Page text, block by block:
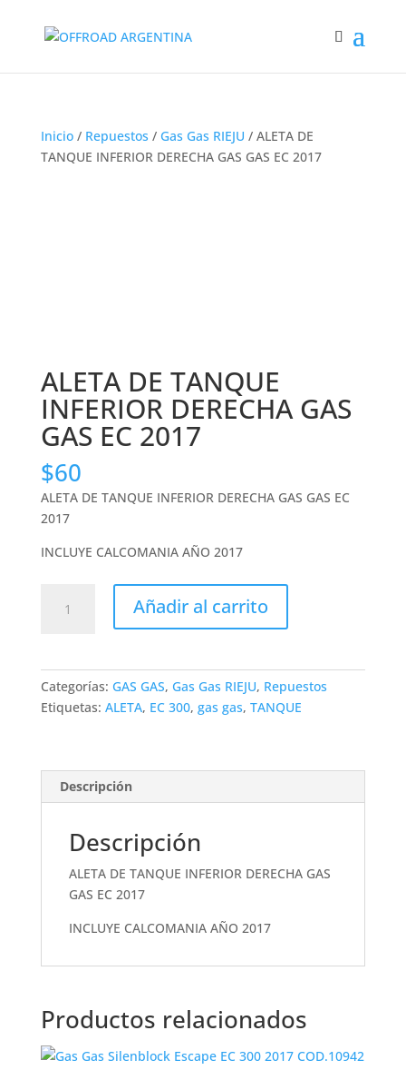
Inicio/ Repuestos / Gas Gas RIEJU / ALETA DE
TANQUE INFERIOR DERECHA GAS GAS EC 2017
ALETA DE TANQUE
INFERIOR DERECHA GAS
GAS EC 2017
$60
ALETA DE TANQUE INFERIOR DERECHA GAS GAS EC
2017
INCLUYE CALCOMANIA AÑO 2017
DERECHA
GAS
GAS
cantidad
Añadir al carrito
Categorías: GAS GAS, Gas Gas RIEJU, Repuestos
Etiquetas: ALETA, EC 300, gas gas, TANQUE
Descripción
Descripción
ALETA DE TANQUE INFERIOR DERECHA GAS
GAS EC 2017
INCLUYE CALCOMANIA AÑO 2017
Productos relacionados